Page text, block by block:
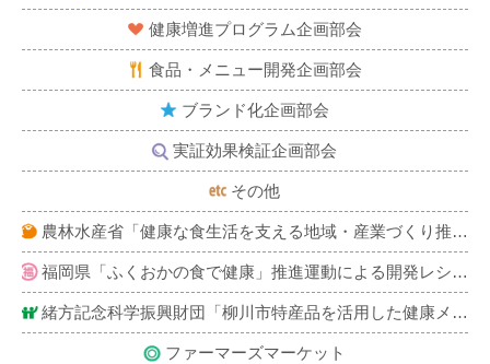
健康増進プログラム企画部会
食品・メニュー開発企画部会
ブランド化企画部会
実証効果検証企画部会
その他
農林水産省「健康な食生活を支える地域・産業づくり推進事業」による開発レシピ紹介
福岡県「ふくおかの食で健康」推進運動による開発レシピ紹介
緒方記念科学振興財団「柳川市特産品を活用した健康メニュー」レシピ紹介
ファーマーズマーケット